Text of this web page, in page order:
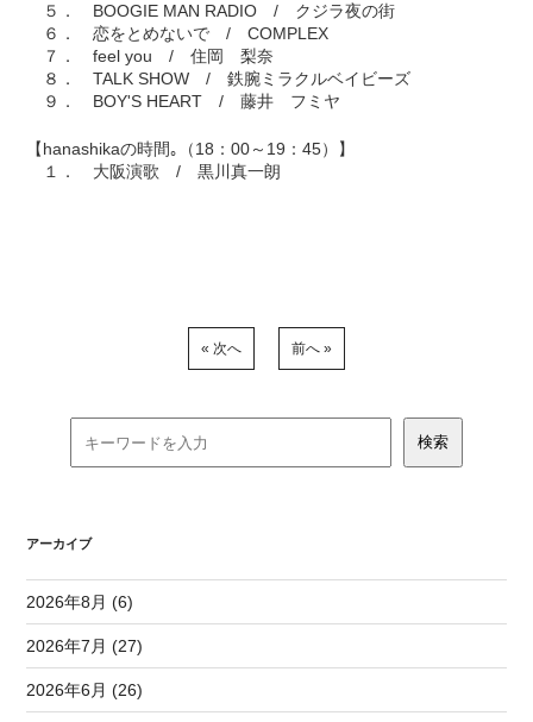
５． BOOGIE MAN RADIO / クジラ夜の街
６． 恋をとめないで / COMPLEX
７． feel you / 住岡 梨奈
８． TALK SHOW / 鉄腕ミラクルベイビーズ
９． BOY'S HEART / 藤井 フミヤ
【hanashikaの時間｡（18：00～19：45）】
１． 大阪演歌 / 黒川真一朗
« 次へ 前へ »
アーカイブ
2026年8月 (6)
2026年7月 (27)
2026年6月 (26)